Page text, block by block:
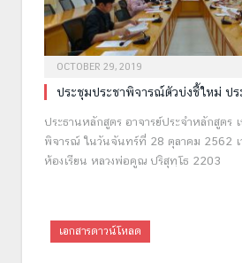
OCTOBER 29, 2019
ประชุมประชาพิจารณ์ตัวบ่งชี้ใหม่ ป
ประธานหลักสูตร อาจารย์ประจำหลักสูตร เ
พิจารณ์ ในวันจันทร์ที่ 28 ตุลาคม 2562
ห้องเรียน หลวงพ่อคูณ ปริสุทฺโธ 2203
เอกสารดาวน์โหลด